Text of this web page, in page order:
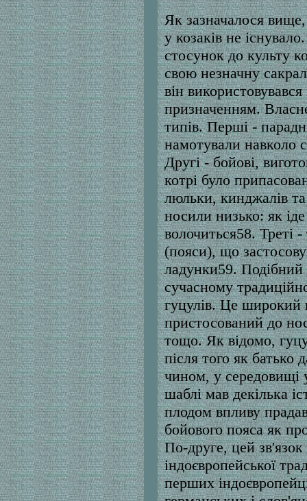
Як зазначалося
у козаків не
стосунок до культу
свою незначну
він
призначенням.
типів. Перші -
намотували навколо
Другі - бойові,
котрі було
люльки, кинджалів
носили низько: як
волочиться58. Треті
(пояси), що
ладунки59. Подібний
сучасному
гуцулів. Це широкий
пристосований до
тощо. Як відомо,
після того як батько
чином, у середовищі
шаблі мав декілька
плодом впливу
бойового пояса як
По-друге, цей
індоєвропейської
перших